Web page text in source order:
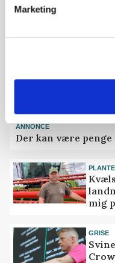
Marketing
ANNONCE
Der kan være
mig
GRISE